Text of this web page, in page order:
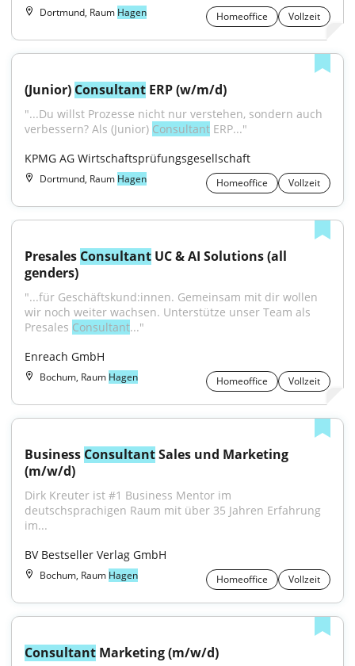
Dortmund, Raum Hagen Homeoffice Vollzeit
(Junior) Consultant ERP (w/m/d)
"...Du willst Prozesse nicht nur verstehen, sondern auch
verbessern? Als (Junior) Consultant ERP..."
KPMG AG Wirtschaftsprüfungsgesellschaft
Dortmund, Raum Hagen Homeoffice Vollzeit
Presales Consultant UC & AI Solutions (all
genders)
"...für Geschäftskund:innen. Gemeinsam mit dir wollen
wir noch weiter wachsen. Unterstütze unser Team als
Presales Consultant..."
Enreach GmbH
Bochum, Raum Hagen Homeoffice Vollzeit
Business Consultant Sales und Marketing
(m/w/d)
Dirk Kreuter ist #1 Business Mentor im
deutschsprachigen Raum mit über 35 Jahren Erfahrung
im...
BV Bestseller Verlag GmbH
Bochum, Raum Hagen Homeoffice Vollzeit
Consultant Marketing (m/w/d)